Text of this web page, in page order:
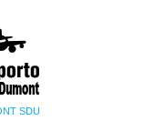
SDU